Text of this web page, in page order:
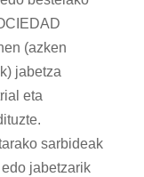
(azken
jabetza
eta
sarbideak
jabetzarik